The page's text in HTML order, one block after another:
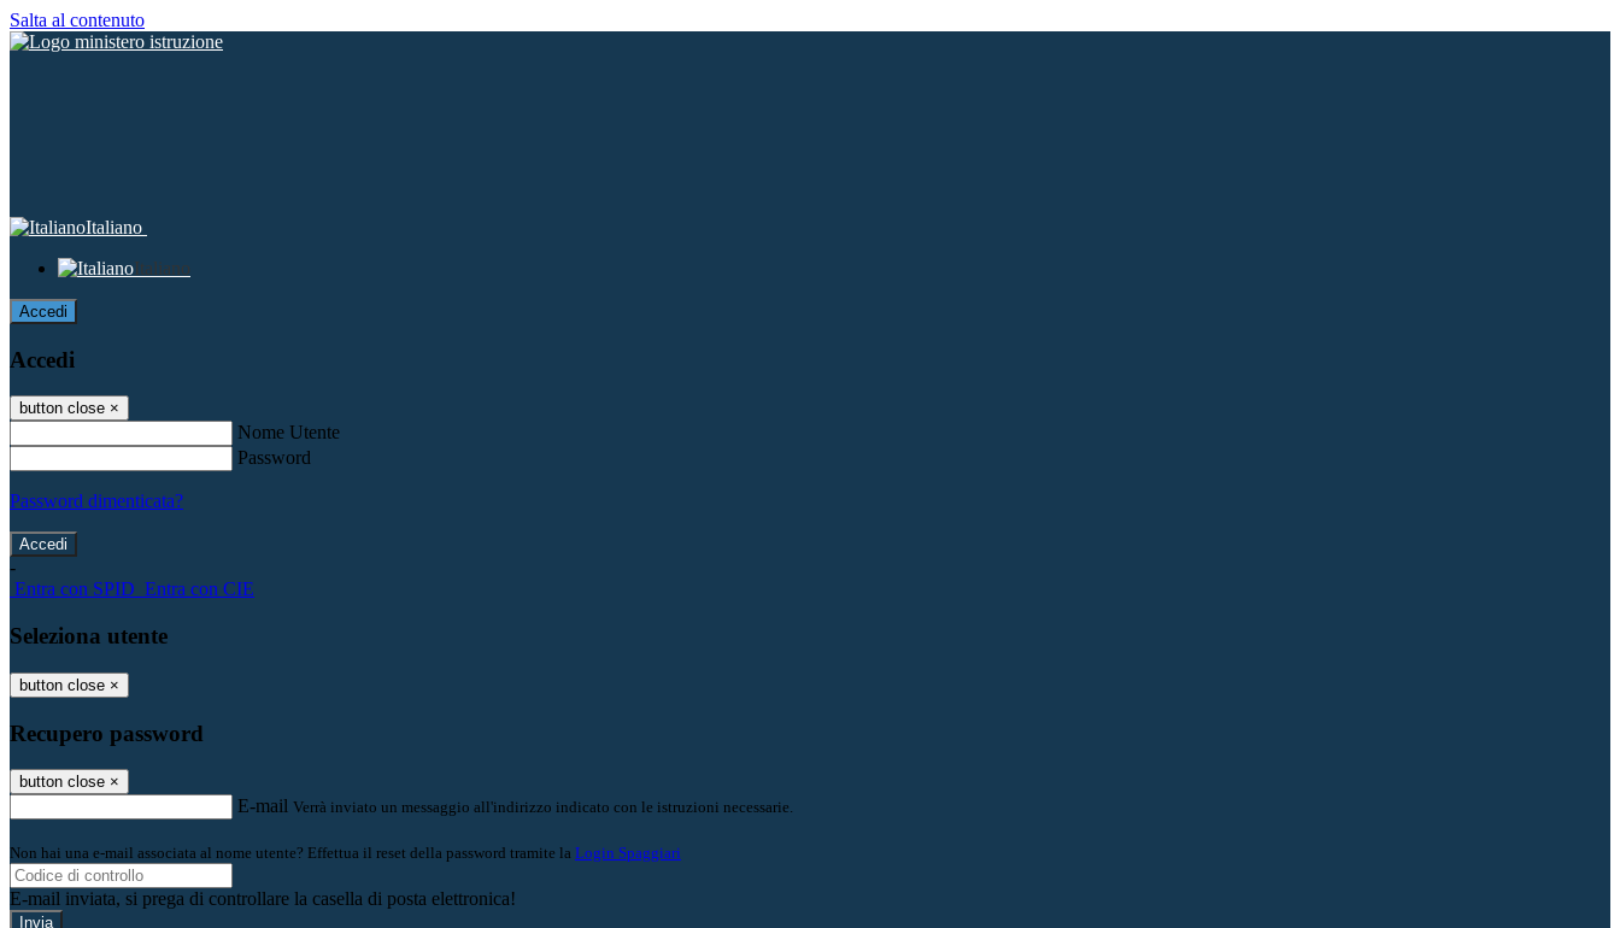
Salta al contenuto
Italiano
Italiano
Accedi
Accedi
button close ×
Nome Utente
Password
Password dimenticata?
-
Entra con SPID Entra con CIE
Seleziona utente
button close ×
Recupero password
button close ×
E-mail Verrà inviato un messaggio all'indirizzo indicato con le istruzioni necessarie.
Non hai una e-mail associata al nome utente? Effettua il reset della password tramite la Login Spaggiari
E-mail inviata, si prega di controllare la casella di posta elettronica!